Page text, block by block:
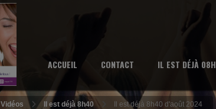
ACCUEIL CONTACT IL EST DÉJÀ
Vidéos Il est déjà 8h40 Il est déjà 8h40 d'août 2024